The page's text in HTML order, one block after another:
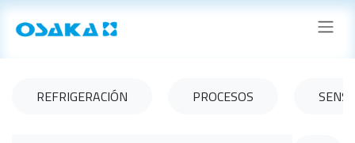
Ir al contenido
REFRIGERACIÓN PROCESOS